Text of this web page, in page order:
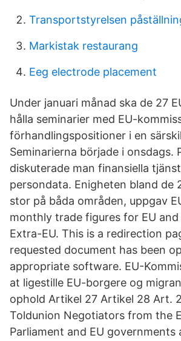
Transportstyrelsen
Markistak restaurang
Eeg electrode placement
Under januari månad ska de 27
hålla seminarier med EU-
förhandlingspositioner i en
Seminarierna började i onsdags.
diskuterade man finansiella
persondata. Enigheten bland de
stor på båda områden, uppgav
monthly trade figures for EU
Extra-EU. This is a redirection
requested document has been
appropriate software. EU-
at ligestille EU-borgere og
ophold Artikel 27 Artikel 28 Art.
Toldunion Negotiators from the
Parliament and EU governments